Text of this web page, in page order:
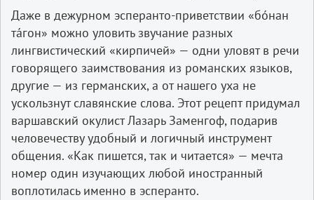
Даже в дежурном эсперанто-приветствии «бóнан
тáгон» можно уловить звучание разных
лингвистический «кирпичей» — одни уловят в речи
говорящего заимствования из романских языков,
другие — из германских, а от нашего уха не
ускользнут славянские слова. Этот рецепт придумал
варшавский окулист Лазарь Заменгоф, подарив
человечеству удобный и логичный инструмент
общения. «Как пишется, так и читается» — мечта
номер один изучающих любой иностранный
воплотилась именно в эсперанто.